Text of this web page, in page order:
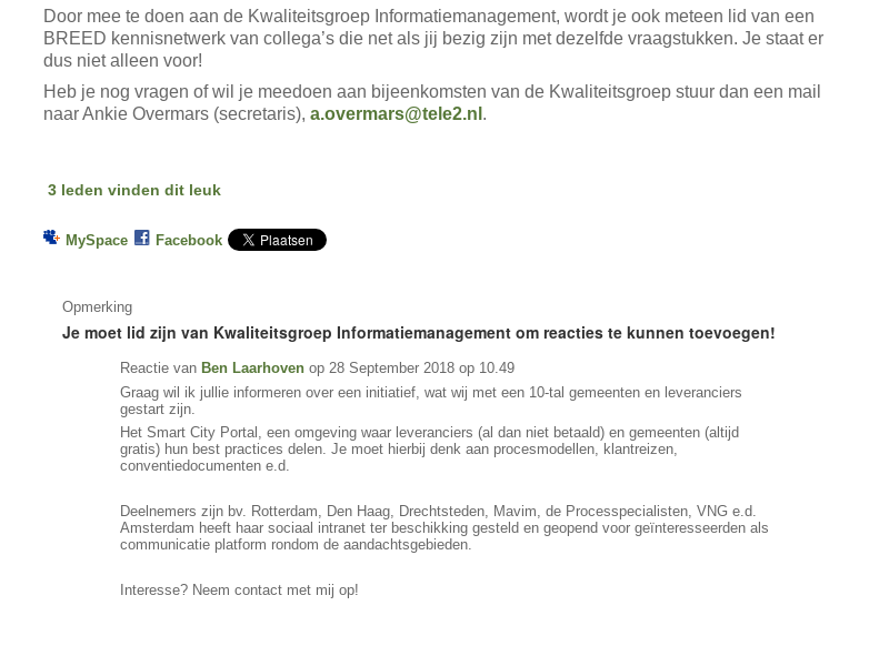
Door mee te doen aan de Kwaliteitsgroep Informatiemanagement, wordt je ook meteen lid van een
BREED kennisnetwerk van collega’s die net als jij bezig zijn met dezelfde vraagstukken. Je staat er
dus niet alleen voor!
Heb je nog vragen of wil je meedoen aan bijeenkomsten van de Kwaliteitsgroep stuur dan een mail
naar Ankie Overmars (secretaris), a.overmars@tele2.nl .
3 leden vinden dit leuk
MySpace Facebook
Opmerking
Je moet lid zijn van Kwaliteitsgroep Informatiemanagement om reacties te kunnen toevoegen!
Reactie van Ben Laarhoven op 28 September 2018 op 10.49
Graag wil ik jullie informeren over een initiatief, wat wij met een 10-tal gemeenten en leveranciers
gestart zijn.
Het Smart City Portal, een omgeving waar leveranciers (al dan niet betaald) en gemeenten (altijd
gratis) hun best practices delen. Je moet hierbij denk aan procesmodellen, klantreizen,
conventiedocumenten e.d.
Deelnemers zijn bv. Rotterdam, Den Haag, Drechtsteden, Mavim, de Processpecialisten, VNG e.d.
Amsterdam heeft haar sociaal intranet ter beschikking gesteld en geopend voor geïnteresseerden als
communicatie platform rondom de aandachtsgebieden.
Interesse? Neem contact met mij op!